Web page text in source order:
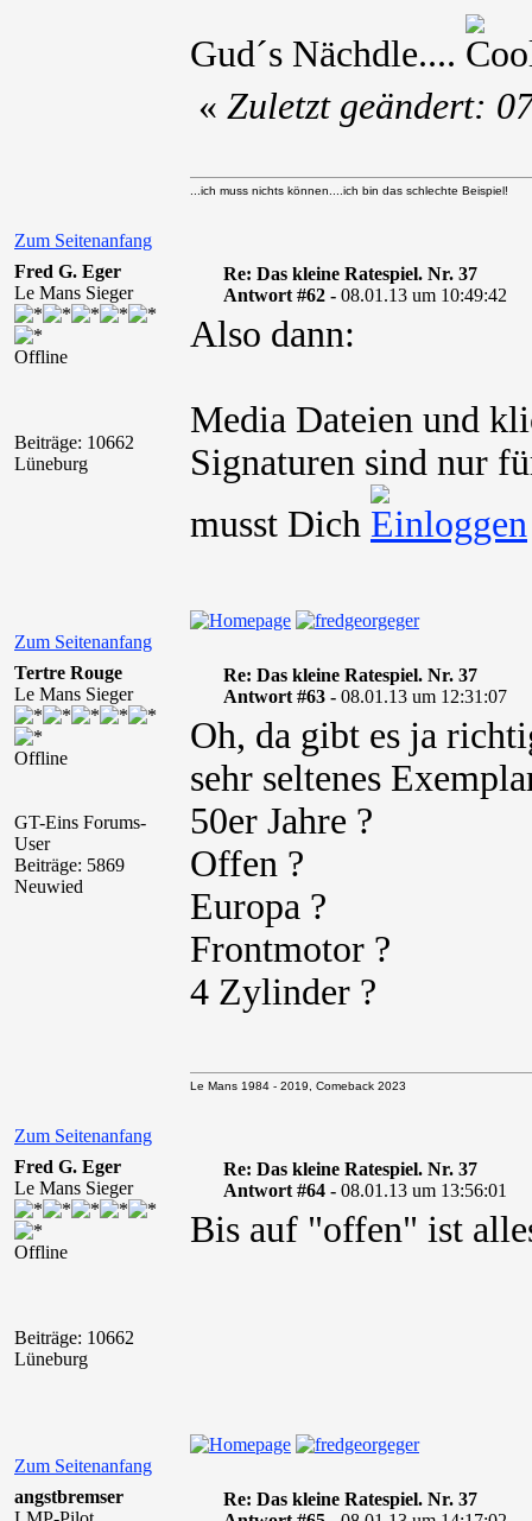
Gud´s Nächdle....
Zum Seitenanfang
« Zuletzt geändert:
...ich muss nichts können....ich bin das schlechte Beispiel!
Fred G. Eger
Le Mans Sieger
Offline
Beiträge: 10662
Lüneburg
Re: Das kleine Ratespiel. Nr. 37
Antwort #62 - 08.01.13 um 10:49:42
Also dann:
Media Dateien und
Signaturen sind nur
musst Dich
Zum Seitenanfang
Tertre Rouge
Le Mans Sieger
Offline
GT-Eins Forums-
User
Beiträge: 5869
Neuwied
Re: Das kleine Ratespiel. Nr. 37
Antwort #63 - 08.01.13 um 12:31:07
Oh, da gibt es ja
sehr seltenes
50er Jahre ?
Offen ?
Europa ?
Frontmotor ?
4 Zylinder ?
Zum Seitenanfang
Le Mans 1984 - 2019, Comeback 2023
Fred G. Eger
Le Mans Sieger
Offline
Beiträge: 10662
Lüneburg
Re: Das kleine Ratespiel. Nr. 37
Antwort #64 - 08.01.13 um 13:56:01
Bis auf "offen" ist
Zum Seitenanfang
angstbremser
Re: Das kleine Ratespiel. Nr. 37